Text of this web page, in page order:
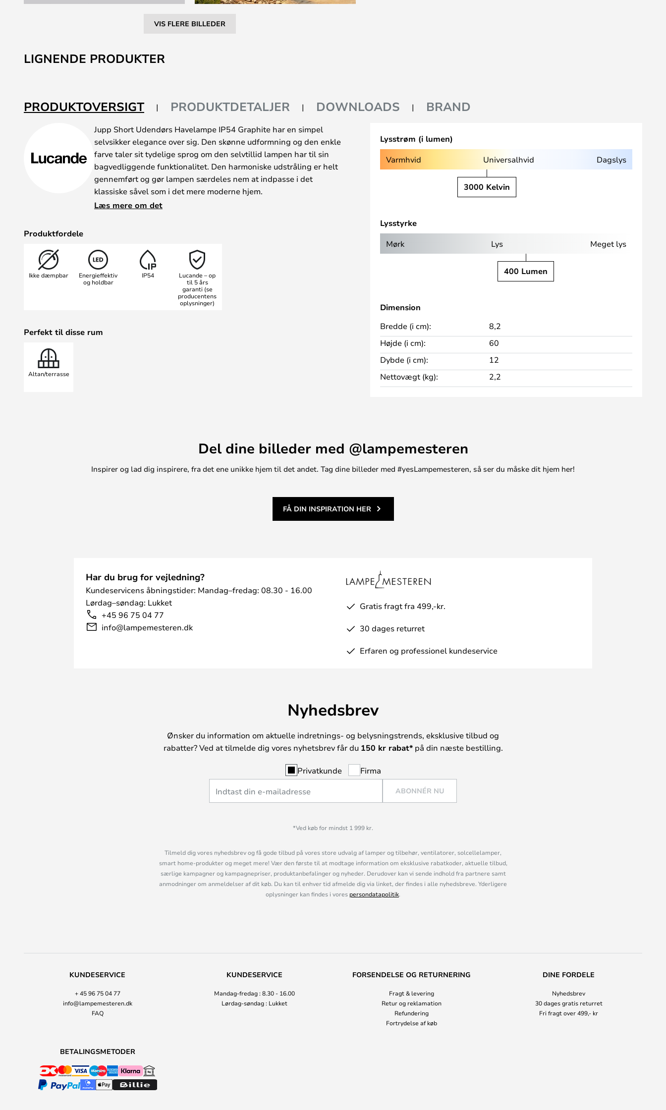
VIS FLERE BILLEDER
til
starten
LIGNENDE PRODUKTER
PRODUKTOVERSIGT PRODUKTDETALJER DOWNLOADS BRAND
Jupp Short Udendørs Havelampe IP54 Graphite har en simpel
selvsikker elegance over sig. Den skønne udformning og den enkle
farve taler sit tydelige sprog om den selvtillid lampen har til sin
bagvedliggende funktionalitet. Den harmoniske udstråling er helt
gennemført og gør lampen særdeles nem at indpasse i det
klassiske såvel som i det mere moderne hjem.
Med denne dejlige model gøres både have og indkørsel åbne og
selv efter skumringstid. Denne charmerende effekt kan
understøttes ved at opsætte flere af samme model i par eller på
linje.
Læs mere om det
Produktfordele
Ikke dæmpbar
Energieffektiv
og holdbar
IP54
Lucande – op
til 5 års
garanti (se
producentens
oplysninger)
Perfekt til disse rum
Altan/terrasse
Lysstrøm (i lumen)
Varmhvid Universalhvid Dagslys
3000 Kelvin
Lysstyrke
Mørk Lys Meget lys
400 Lumen
Dimension
Bredde (i cm):
8,2
Højde (i cm):
60
Dybde (i cm):
12
Nettovægt (kg):
2,2
Del dine billeder med @lampemesteren
Inspirer og lad dig inspirere, fra det ene unikke hjem til det andet. Tag dine billeder med #yesLampemesteren, så ser du måske dit hjem her!
FÅ DIN INSPIRATION HER
Har du brug for vejledning?
Kundeservicens åbningstider: Mandag–fredag: 08.30 - 16.00
Lørdag–søndag: Lukket
+45 96 75 04 77
info@lampemesteren.dk
Gratis fragt fra 499,-kr.
30 dages returret
Erfaren og professionel kundeservice
Nyhedsbrev
Ønsker du information om aktuelle indretnings- og belysningstrends, eksklusive tilbud og
rabatter? Ved at tilmelde dig vores nyhetsbrev får du 150 kr rabat*på din næste bestilling.
Privatkunde Firma
ABONNÉR NU
*Ved køb for mindst 1 999 kr.
Tilmeld dig vores nyhedsbrev og få gode tilbud på vores store udvalg af lamper og tilbehør, ventilatorer, solcellelamper,
smart home-produkter og meget mere! Vær den første til at modtage information om eksklusive rabatkoder, aktuelle tilbud,
særlige kampagner og kampagnepriser, produktanbefalinger og nyheder. Derudover kan vi sende indhold fra partnere samt
anmodninger om anmeldelser af dit køb. Du kan til enhver tid afmelde dig via linket, der findes i alle nyhedsbreve. Yderligere
oplysninger kan findes i vores persondatapolitik.
KUNDESERVICE
+ 45 96 75 04 77
info@lampemesteren.dk
FAQ
KUNDESERVICE
Mandag-fredag : 8.30 - 16.00
Lørdag-søndag : Lukket
FORSENDELSE OG RETURNERING
Fragt & levering
Retur og reklamation
Refundering
Fortrydelse af køb
DINE FORDELE
Nyhedsbrev
30 dages gratis returret
Fri fragt over 499,- kr
BETALINGSMETODER